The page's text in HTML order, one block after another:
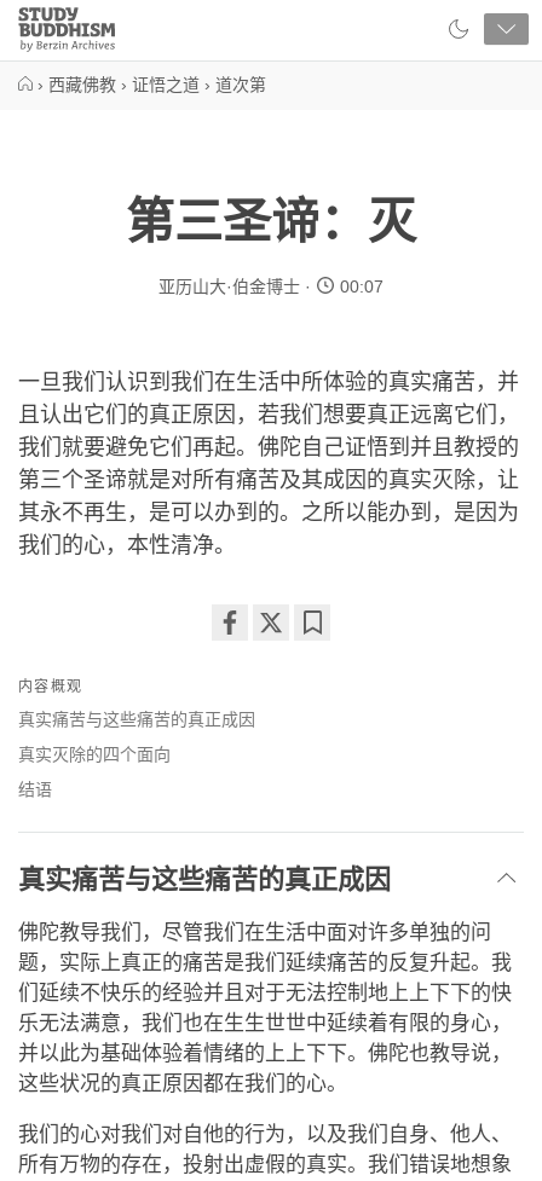
Close
Study
Buddhism
› 西藏佛教 › 证悟之道 › 道次第
第三圣谛：灭
亚历山大·伯金博士 00:07
一旦我们认识到我们在生活中所体验的真实痛苦，并
且认出它们的真正原因，若我们想要真正远离它们，
我们就要避免它们再起。佛陀自己证悟到并且教授的
第三个圣谛就是对所有痛苦及其成因的真实灭除，让
其永不再生，是可以办到的。之所以能办到，是因为
我们的心，本性清净。
facebook
内容概观
真实痛苦与这些痛苦的真正成因
真实灭除的四个面向
结语
真实痛苦与这些痛苦的真正成因
佛陀教导我们，尽管我们在生活中面对许多单独的问
题，实际上真正的痛苦是我们延续痛苦的反复升起。我
们延续不快乐的经验并且对于无法控制地上上下下的快
乐无法满意，我们也在生生世世中延续着有限的身心，
并以此为基础体验着情绪的上上下下。佛陀也教导说，
这些状况的真正原因都在我们的心。
我们的心对我们对自他的行为，以及我们自身、他人、
所有万物的存在，投射出虚假的真实。我们错误地想象